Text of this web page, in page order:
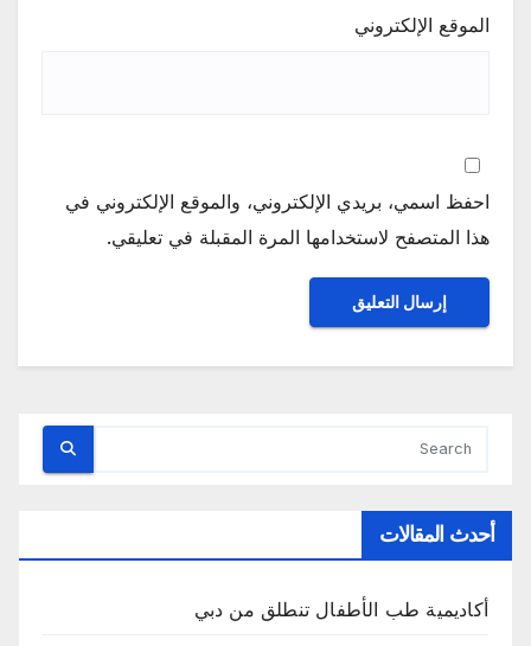
الموقع الإلكتروني
احفظ اسمي، بريدي الإلكتروني، والموقع الإلكتروني في
هذا المتصفح لاستخدامها المرة المقبلة في تعليقي.
أحدث المقالات
أكاديمية طب الأطفال تنطلق من دبي